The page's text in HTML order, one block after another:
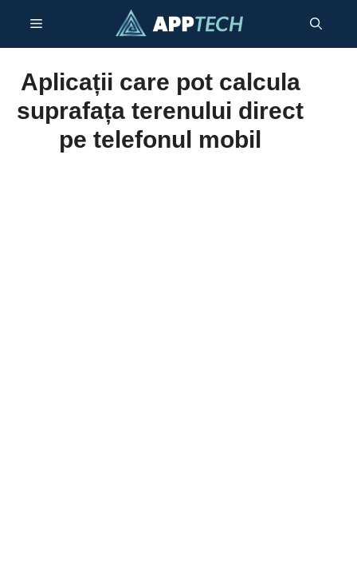
conținut
Meniu
Aplicații care pot calcula
suprafața terenului direct
pe telefonul mobil